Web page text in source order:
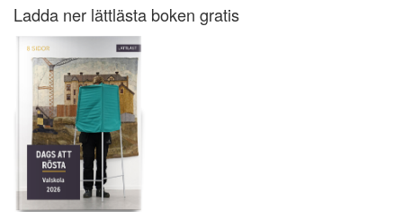
Ladda ner lättlästa boken gratis